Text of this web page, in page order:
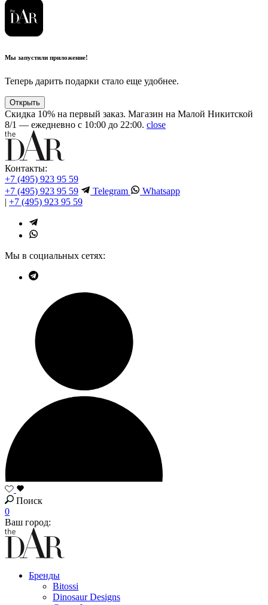
Мы запустили приложение!
Теперь дарить подарки стало еще удобнее.
Открыть
Скидка 10% на первый заказ. Магазин на Малой Никитской
8/1 — ежедневно с 10:00 до 22:00. close
Контакты:
+7 (495) 923 95 59
+7 (495) 923 95 59
Telegram
Whatsapp
| +7 (495) 923 95 59
Мы в социальных сетях:
Поиск
0
Ваш город:
Бренды
Bitossi
Dinosaur Designs